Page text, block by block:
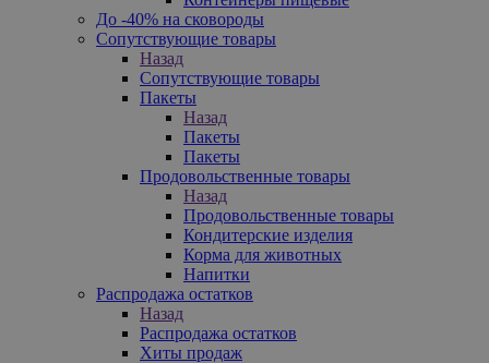
До -40% на сковороды
Сопутствующие товары
Назад
Сопутствующие товары
Пакеты
Назад
Пакеты
Пакеты
Продовольственные товары
Назад
Продовольственные товары
Кондитерские изделия
Корма для животных
Напитки
Распродажа остатков
Назад
Распродажа остатков
Хиты продаж